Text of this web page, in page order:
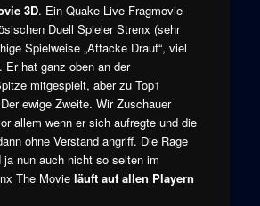
3D. Ein Quake Live Fragmovie
Duell Spieler Strenx (sehr
Spielweise „Attacke Drauf“, viel
Er hat ganz oben an der
mitgespielt, aber zu Top1
ewige Zweite. Wir Zuschauer
allem wenn er sich aufregte und die
ohne Verstand angriff. Die Rage
nun auch nicht so selten im
The Movieläuft auf allen Playern